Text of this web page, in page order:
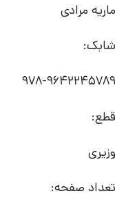
ماریه مرادی
شابک:
978-9642245789
قطع:
وزیری
تعداد صفحه: